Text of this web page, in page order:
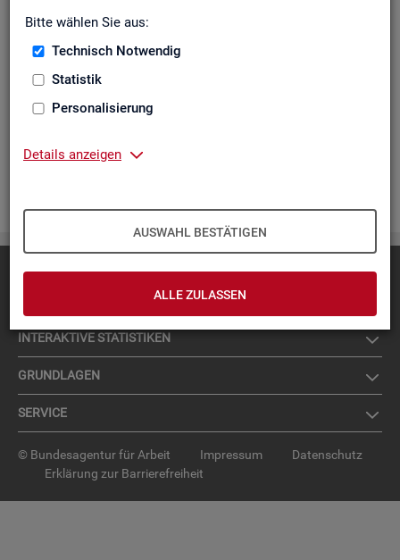
Bitte wählen Sie aus:
Technisch Notwendig
Statistik
Personalisierung
Details anzeigen
AUSWAHL BESTÄTIGEN
ALLE ZULASSEN
ak­tu­el­le Be­rich­te, wie z. B. den Mo­nats­be­richt und den BA-
neue Ver­öf­fent­li­chun­gen,
Son­der­be­rich­te,
an­de­re Neu­ig­kei­ten aus der Sta­tis­tik.
Die­ser Ser­vice ist selbst­ver­ständ­lich kos­ten­los.
IN­TER­AK­TI­VE STA­TIS­TI­KEN
GRUND­LA­GEN
SER­VICE
© Bundesagentur für Arbeit Impressum
Datenschutz
Erklärung zur Barrierefreiheit